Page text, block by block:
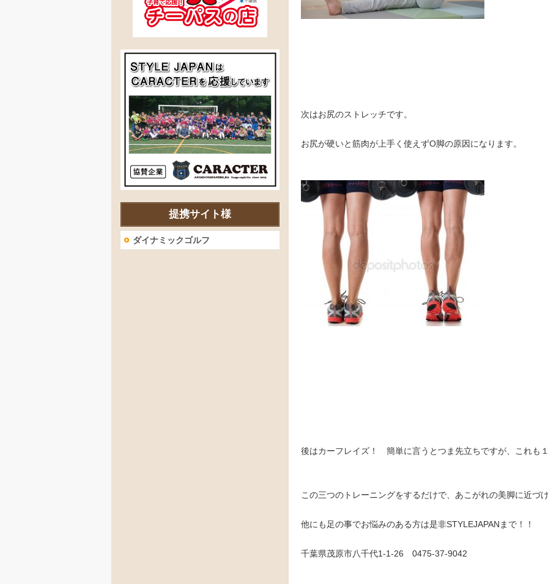
次はお尻のストレッチです。
お尻が硬いと筋肉が上手く使えずО脚の原因になります。
後はカーフレイズ！ 簡単に言うとつま先立ちですが、これも
この三つのトレーニングをするだけで、あこがれの美脚に近づ
他にも足の事でお悩みのある方は是非STYLEJAPANまで！！
千葉県茂原市八千代1-1-26 0475-37-9042
提携サイト様
ダイナミックゴルフ